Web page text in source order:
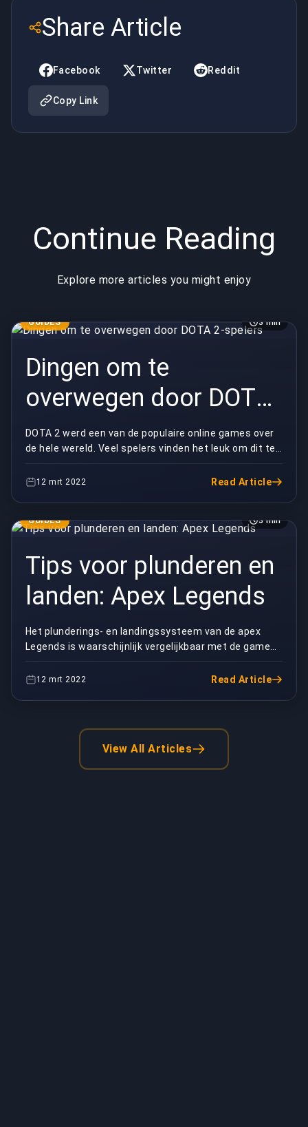
door DOTA
2-spelers
Share Article
Facebook Twitter Reddit
Copy Link
Continue Reading
Explore more articles you might enjoy
GUIDES 3 min
Dingen om te
overwegen door DOTA
2-spelers
DOTA 2 werd een van de populaire online games over
de hele wereld. Veel spelers vinden het leuk om dit te
spelen vanwege hun verschillende functies. V...
12 mrt 2022 Read Article
GUIDES 3 min
Tips voor plunderen en
landen: Apex Legends
Het plunderings- en landingssysteem van de apex
Legends is waarschijnlijk vergelijkbaar met de games
van Battle Royale, maar het maakt een verschil in...
12 mrt 2022 Read Article
View All Articles